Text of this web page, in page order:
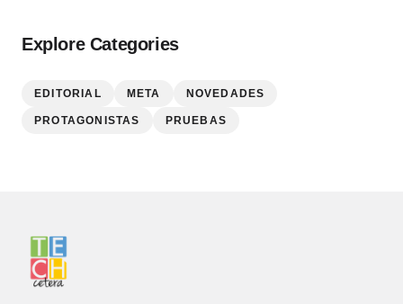
Explore Categories
EDITORIAL META NOVEDADES
PROTAGONISTAS PRUEBAS